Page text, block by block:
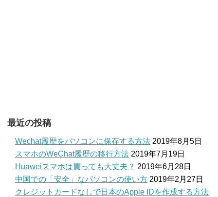
最近の投稿
Wechat履歴をパソコンに保存する方法 2019年8月5日
スマホのWeChat履歴の移行方法 2019年7月19日
Huaweiスマホは買っても大丈夫？ 2019年6月28日
中国での「安全」なパソコンの使い方 2019年2月27日
クレジットカードなしで日本のApple IDを作成する方法